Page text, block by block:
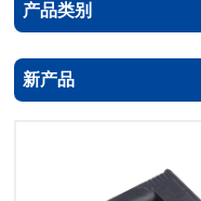
产品类别
新产品